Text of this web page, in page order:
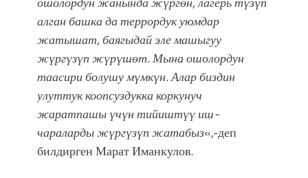
алган башка да террордук уюмдар
жатышат, баягыдай эле машыгуу
жүргүзүп жүрүшөт. Мына ошолордун
таасири болушу мүмкүн. Алар биздин
улуттук коопсуздукка коркунуч
жаратпашы үчүн тийиштүү иш-
чараларды жүргүзүп жатабыз«,-деп
билдирген Марат Иманкулов.